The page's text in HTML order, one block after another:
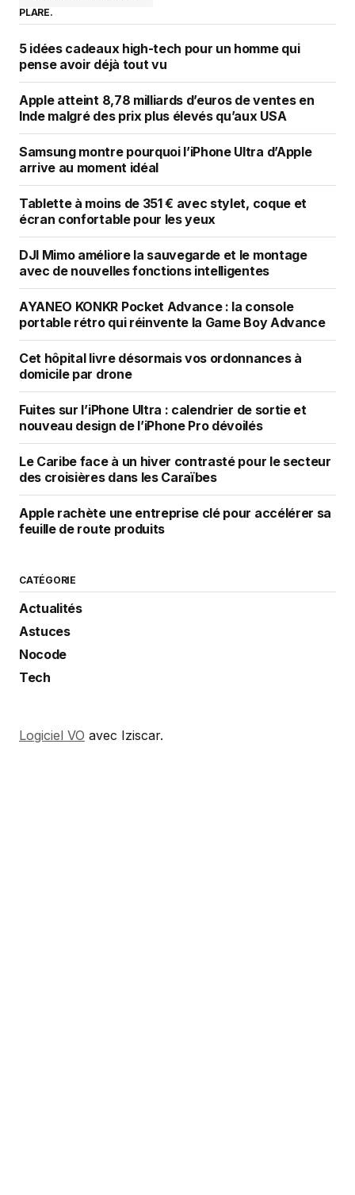
Votre adresse e-mail ne sera pas publiée.
champs obligatoires sont indiqués avec
Comment*
Your Name*
Your E-mail*
Enregistrer mon nom, mon e-mail et mon
site dans le navigateur pour mon prochain
SUBMIT COMMENT
PLARE.
5 idées cadeaux high-tech pour un homme qui
pense avoir déjà tout vu
Apple atteint 8,78 milliards d’euros de ventes en
Inde malgré des prix plus élevés qu’aux USA
Samsung montre pourquoi l’iPhone Ultra d’Apple
arrive au moment idéal
Tablette à moins de 351 € avec stylet, coque et
écran confortable pour les yeux
DJI Mimo améliore la sauvegarde et le montage
avec de nouvelles fonctions intelligentes
AYANEO KONKR Pocket Advance : la console
portable rétro qui réinvente la Game Boy Advance
Cet hôpital livre désormais vos ordonnances à
domicile par drone
Fuites sur l’iPhone Ultra : calendrier de sortie et
nouveau design de l’iPhone Pro dévoilés
Le Caribe face à un hiver contrasté pour le secteur
des croisières dans les Caraïbes
Apple rachète une entreprise clé pour accélérer sa
feuille de route produits
CATÉGORIE
Actualités
Astuces
Nocode
Tech
Logiciel VO avec Iziscar.